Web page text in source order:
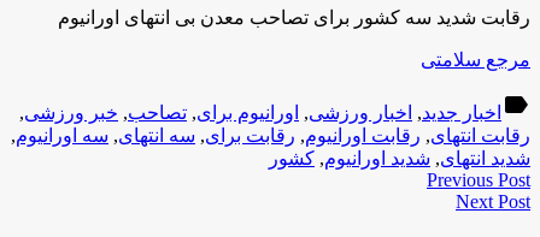
رقابت شدید سه کشور برای تصاحب معدن بی انتهای اورانیوم
مرجع سلامتی
label اخبار جدید, اخبار ورزشی, اورانیوم برای, تصاحب, خبر ورزشی,
رقابت انتهای, رقابت اورانیوم, رقابت برای, سه انتهای, سه اورانیوم,
شدید انتهای, شدید اورانیوم, کشور
Previous Post
Next Post